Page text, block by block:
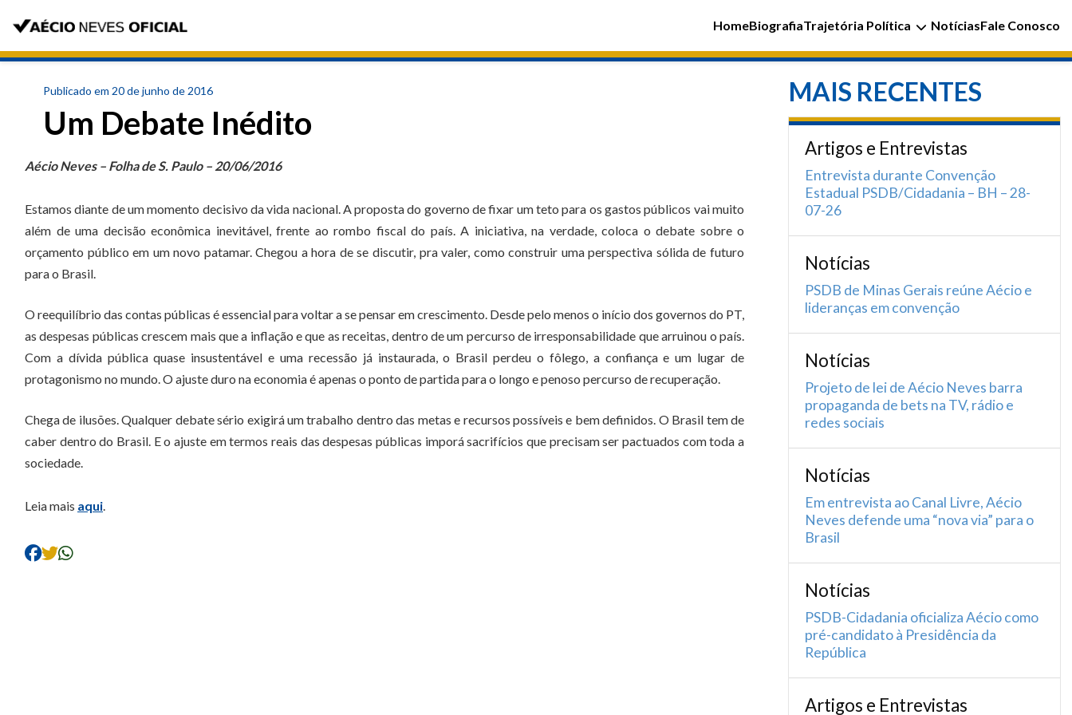
HomeBiografiaTrajetória Política NotíciasFale Conosco
Publicado em 20 de junho de 2016
Um Debate Inédito
Aécio Neves – Folha de S. Paulo – 20/06/2016
Estamos diante de um momento decisivo da vida nacional. A proposta do governo de fixar um teto para os gastos públicos vai muito
além de uma decisão econômica inevitável, frente ao rombo fiscal do país. A iniciativa, na verdade, coloca o debate sobre o
orçamento público em um novo patamar. Chegou a hora de se discutir, pra valer, como construir uma perspectiva sólida de futuro
para o Brasil.
O reequilíbrio das contas públicas é essencial para voltar a se pensar em crescimento. Desde pelo menos o início dos governos do PT,
as despesas públicas crescem mais que a inflação e que as receitas, dentro de um percurso de irresponsabilidade que arruinou o país.
Com a dívida pública quase insustentável e uma recessão já instaurada, o Brasil perdeu o fôlego, a confiança e um lugar de
protagonismo no mundo. O ajuste duro na economia é apenas o ponto de partida para o longo e penoso percurso de recuperação.
Chega de ilusões. Qualquer debate sério exigirá um trabalho dentro das metas e recursos possíveis e bem definidos. O Brasil tem de
caber dentro do Brasil. E o ajuste em termos reais das despesas públicas imporá sacrifícios que precisam ser pactuados com toda a
sociedade.
Leia mais aqui.
MAIS RECENTES
Artigos e Entrevistas
Entrevista durante Convenção
Estadual PSDB/Cidadania – BH – 28-
07-26
Notícias
PSDB de Minas Gerais reúne Aécio e
lideranças em convenção
Notícias
Projeto de lei de Aécio Neves barra
propaganda de bets na TV, rádio e
redes sociais
Notícias
Em entrevista ao Canal Livre, Aécio
Neves defende uma “nova via” para o
Brasil
Notícias
PSDB-Cidadania oficializa Aécio como
pré-candidato à Presidência da
República
Artigos e Entrevistas